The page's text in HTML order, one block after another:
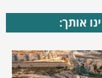
אותך: